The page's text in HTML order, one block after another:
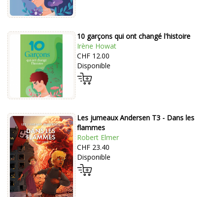
10 garçons qui ont changé l'histoire
Irène Howat
CHF 12.00
Disponible
Les jumeaux Andersen T3 - Dans les
flammes
Robert Elmer
CHF 23.40
Disponible